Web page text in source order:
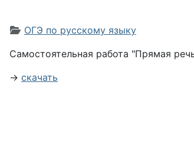
Информация о материале
ОГЭ по русскому языку
Самостоятельная работа "Прямая
→ скачать